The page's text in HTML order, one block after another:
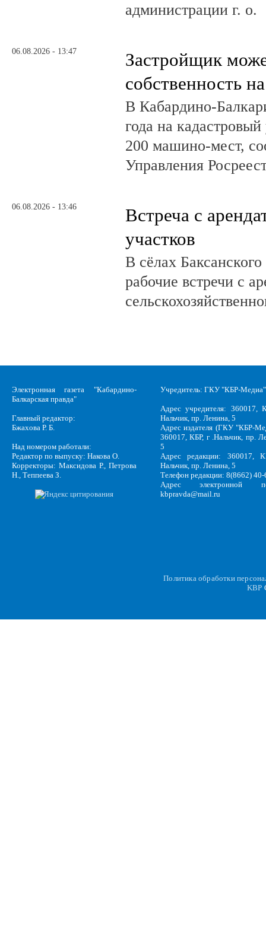
администрации г. о.
06.08.2026 - 13:47
Застройщик
собственность
В Кабардино-
года на
200 машино-мест,
Управления
06.08.2026 - 13:46
Встреча с
участков
В сёлах
рабочие встречи с
Электронная газета "Кабардино-
Балкарская правда"
Главный редактор:
Бжахова Р. Б.
Над номером работали:
Редактор по выпуску: Накова О.
Корректоры: Максидова Р., Петрова
Н., Теппеева З.
Учредитель: ГКУ "КБР-Медиа"
Адрес учредителя: 360017,
Нальчик, пр. Ленина, 5
Адрес издателя (ГКУ "КБР-
360017, КБР, г .Нальчик, пр.
5
Адрес редакции: 360017,
Нальчик, пр. Ленина, 5
Телефон редакции: 8(8662)
Адрес электронной
kbpravda@mail.ru
Политика обработки
KBP